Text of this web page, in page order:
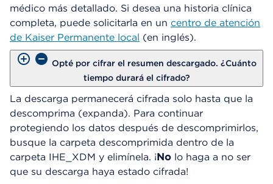
médico más detallado. Si desea una historia clínica
completa, puede solicitarla en un centro de atención
de Kaiser Permanente local (en inglés).
Opté por cifrar el resumen descargado. ¿Cuánto
tiempo durará el cifrado?
La descarga permanecerá cifrada solo hasta que la
descomprima (expanda). Para continuar
protegiendo los datos después de descomprimirlos,
busque la carpeta descomprimida dentro de la
carpeta IHE_XDM y elimínela. ¡No lo haga a no ser
que su descarga haya estado cifrada!